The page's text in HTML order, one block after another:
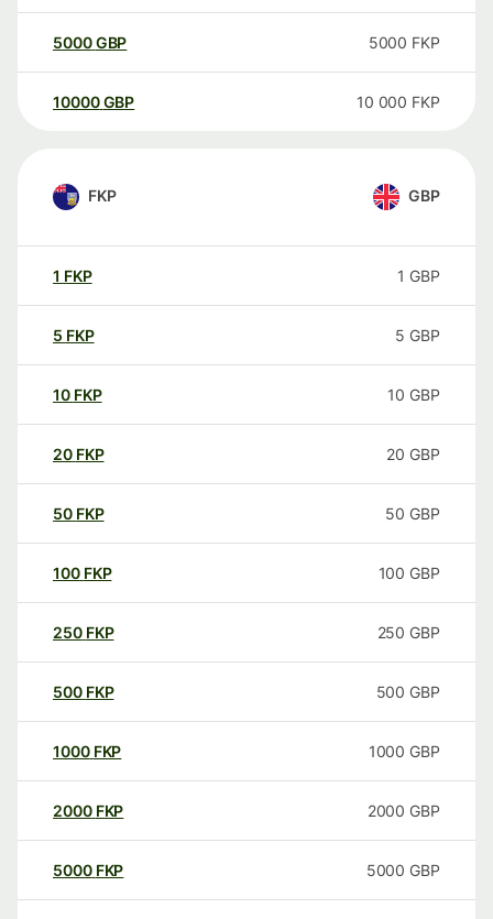
5000GBP 5000 FKP
10000 GBP 10 000 FKP
FKP GBP
1 FKP 1 GBP
5 FKP 5 GBP
10 FKP 10 GBP
20 FKP 20 GBP
50 FKP 50 GBP
100 FKP 100 GBP
250 FKP 250 GBP
500 FKP 500 GBP
1000 FKP 1000 GBP
2000 FKP 2000 GBP
5000 FKP 5000 GBP